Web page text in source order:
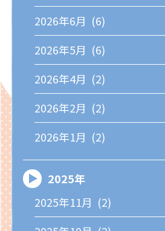
2026年6月 (6)
2026年5月 (6)
2026年4月 (2)
2026年2月 (2)
2026年1月 (2)
2025年
2025年11月 (2)